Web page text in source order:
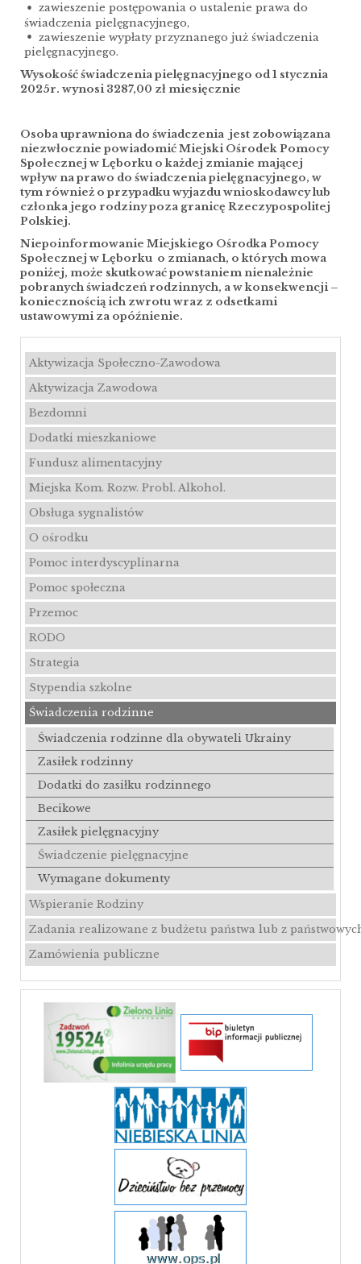
zawieszenie postępowania o ustalenie prawa do
świadczenia pielęgnacyjnego,
zawieszenie wypłaty przyznanego już świadczenia
pielęgnacyjnego.
Wysokość świadczenia pielęgnacyjnego od 1 stycznia
2025r. wynosi 3287,00 zł miesięcznie
Osoba uprawniona do świadczenia jest zobowiązana
niezwłocznie powiadomić Miejski Ośrodek Pomocy
Społecznej w Lęborku o każdej zmianie mającej
wpływ na prawo do świadczenia pielęgnacyjnego, w
tym również o przypadku wyjazdu wnioskodawcy lub
członka jego rodziny poza granicę Rzeczypospolitej
Polskiej.
Niepoinformowanie Miejskiego Ośrodka Pomocy
Społecznej w Lęborku o zmianach, o których mowa
poniżej, może skutkować powstaniem nienależnie
pobranych świadczeń rodzinnych, a w konsekwencji –
koniecznością ich zwrotu wraz z odsetkami
ustawowymi za opóźnienie.
Aktywizacja Społeczno-Zawodowa
Aktywizacja Zawodowa
Bezdomni
Dodatki mieszkaniowe
Fundusz alimentacyjny
Miejska Kom. Rozw. Probl. Alkohol.
Obsługa sygnalistów
O ośrodku
Pomoc interdyscyplinarna
Pomoc społeczna
Przemoc
RODO
Strategia
Stypendia szkolne
Świadczenia rodzinne
Świadczenia rodzinne dla obywateli Ukrainy
Zasiłek rodzinny
Dodatki do zasiłku rodzinnego
Becikowe
Zasiłek pielęgnacyjny
Świadczenie pielęgnacyjne
Wymagane dokumenty
Wspieranie Rodziny
Zadania realizowane z budżetu państwa lub z
Zamówienia publiczne